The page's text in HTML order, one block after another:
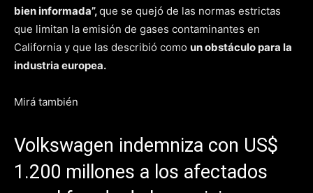
bien informada”,que se quejó de las normas estrictas
que limitan la emisión de gases contaminantes en
California y que las describió como un obstáculo para la
industria europea.
Mirá también
Volkswagen indemniza con US$
1.200 millones a los afectados